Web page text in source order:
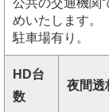
公共の交通機関
めいたします。
駐車場有り。
HD台
数
夜間透